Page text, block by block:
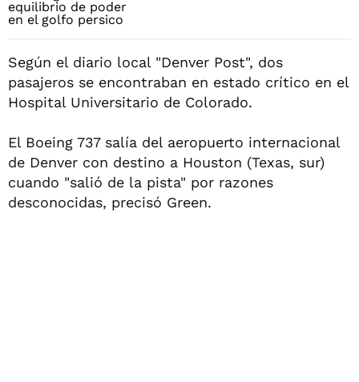
Según el diario local "Denver Post", dos
pasajeros se encontraban en estado crítico en el
Hospital Universitario de Colorado.
El Boeing 737 salía del aeropuerto internacional
de Denver con destino a Houston (Texas, sur)
cuando "salió de la pista" por razones
desconocidas, precisó Green.